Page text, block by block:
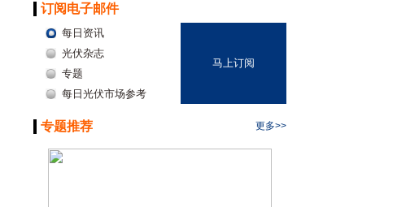
订阅电子邮件
每日资讯
光伏杂志
专题
每日光伏市场参考
马上订阅
专题推荐 更多>>